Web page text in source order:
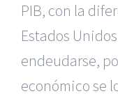
PIB, con la
Estados
endeudarse,
económico se